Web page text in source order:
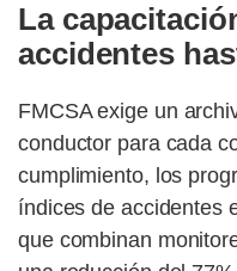
La
accidentes
FMCSA exige un
conductor para cada
cumplimiento, los
índices de accidentes
que combinan